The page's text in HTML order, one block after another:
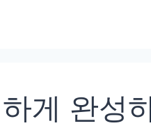
게 완성